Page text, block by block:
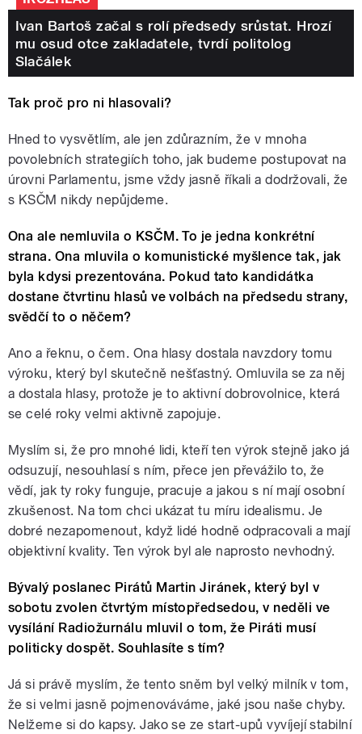
Ivan Bartoš začal s rolí předsedy srůstat. Hrozí
mu osud otce zakladatele, tvrdí politolog
Slačálek
Tak proč pro ni hlasovali?
Hned to vysvětlím, ale jen zdůrazním, že v mnoha
povolebních strategiích toho, jak budeme postupovat na
úrovni Parlamentu, jsme vždy jasně říkali a dodržovali, že
s KSČM nikdy nepůjdeme.
Ona ale nemluvila o KSČM. To je jedna konkrétní
strana. Ona mluvila o komunistické myšlence tak, jak
byla kdysi prezentována. Pokud tato kandidátka
dostane čtvrtinu hlasů ve volbách na předsedu strany,
svědčí to o něčem?
Ano a řeknu, o čem. Ona hlasy dostala navzdory tomu
výroku, který byl skutečně nešťastný. Omluvila se za něj
a dostala hlasy, protože je to aktivní dobrovolnice, která
se celé roky velmi aktivně zapojuje.
Myslím si, že pro mnohé lidi, kteří ten výrok stejně jako já
odsuzují, nesouhlasí s ním, přece jen převážilo to, že
vědí, jak ty roky funguje, pracuje a jakou s ní mají osobní
zkušenost. Na tom chci ukázat tu míru idealismu. Je
dobré nezapomenout, když lidé hodně odpracovali a mají
objektivní kvality. Ten výrok byl ale naprosto nevhodný.
Bývalý poslanec Pirátů Martin Jiránek, který byl v
sobotu zvolen čtvrtým místopředsedou, v neděli ve
vysílání Radiožurnálu mluvil o tom, že Piráti musí
politicky dospět. Souhlasíte s tím?
Já si právě myslím, že tento sněm byl velký milník v tom,
že si velmi jasně pojmenováváme, jaké jsou naše chyby.
Nelžeme si do kapsy. Jako se ze start-upů vyvíjejí stabilní